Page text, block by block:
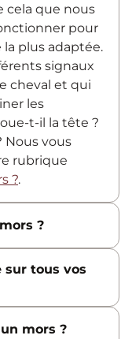
cela que nous
pour
plus adaptée.
signaux
cheval et qui
les
t-il la tête ?
Nous vous
rubrique
?.
?
sur tous vos
mors ?